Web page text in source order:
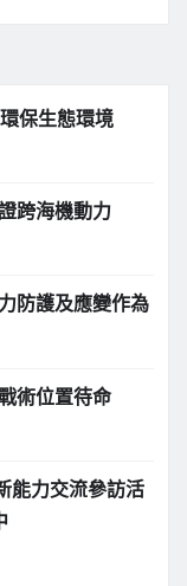
保生態環境
跨海機動力
防護及應變作為
術位置待命
能力交流參訪活